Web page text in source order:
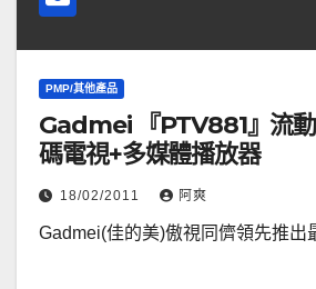
PMP/其他產品
Gadmei 『PTV881』流
碼電視+多媒體播放器
18/02/2011 阿爽
Gadmei(佳的美)傲視同儕領先推出